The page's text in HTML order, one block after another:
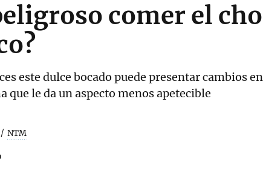
comer el
este dulce bocado puede presentar cambios
que le da un aspecto menos apetecible
NTM